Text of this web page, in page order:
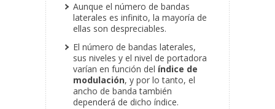
Aunque el número de bandas
laterales es infinito, la mayoría de
ellas son despreciables.
El número de bandas laterales,
sus niveles y el nivel de portadora
varían en función del índice de
modulación, y por lo tanto, el
ancho de banda también
dependerá de dicho índice.